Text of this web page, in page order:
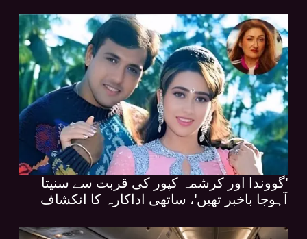
'گووندا اور کرشمہ کپور کی قربت سے سنیتا
آہوجا باخبر تھیں'، ساتھی اداکارہ کا انکشاف